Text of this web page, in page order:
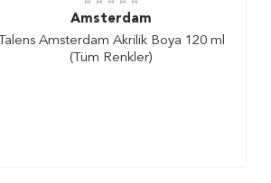
Amsterdam
Talens Amsterdam Akrilik Boya 120 ml
(Tüm Renkler)